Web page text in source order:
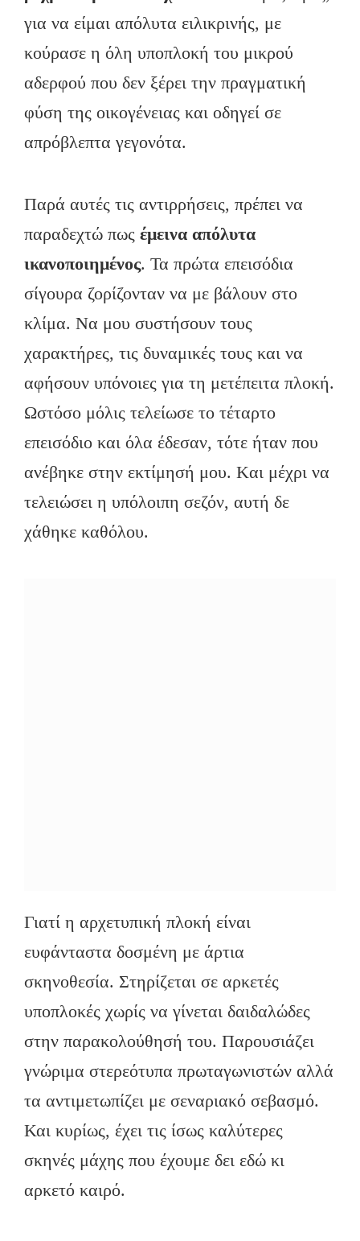
για να είμαι απόλυτα ειλικρινής, με
κούρασε η όλη υποπλοκή του μικρού
αδερφού που δεν ξέρει την πραγματική
φύση της οικογένειας και οδηγεί σε
απρόβλεπτα γεγονότα.
Παρά αυτές τις αντιρρήσεις, πρέπει να
παραδεχτώ πως έμεινα απόλυτα
ικανοποιημένος. Τα πρώτα επεισόδια
σίγουρα ζορίζονταν να με βάλουν στο
κλίμα. Να μου συστήσουν τους
χαρακτήρες, τις δυναμικές τους και να
αφήσουν υπόνοιες για τη μετέπειτα πλοκή.
Ωστόσο μόλις τελείωσε το τέταρτο
επεισόδιο και όλα έδεσαν, τότε ήταν που
ανέβηκε στην εκτίμησή μου. Kαι μέχρι να
τελειώσει η υπόλοιπη σεζόν, αυτή δε
χάθηκε καθόλου.
Γιατί η αρχετυπική πλοκή είναι
ευφάνταστα δοσμένη με άρτια
σκηνοθεσία. Στηρίζεται σε αρκετές
υποπλοκές χωρίς να γίνεται δαιδαλώδες
στην παρακολούθησή του. Παρουσιάζει
γνώριμα στερεότυπα πρωταγωνιστών αλλά
τα αντιμετωπίζει με σεναριακό σεβασμό.
Και κυρίως, έχει τις ίσως καλύτερες
σκηνές μάχης που έχουμε δει εδώ κι
αρκετό καιρό.